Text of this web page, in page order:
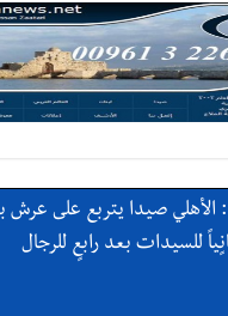
: الأهلي صيدا يتربع على عرش
للسيدات بعد رابعٍ للرجال